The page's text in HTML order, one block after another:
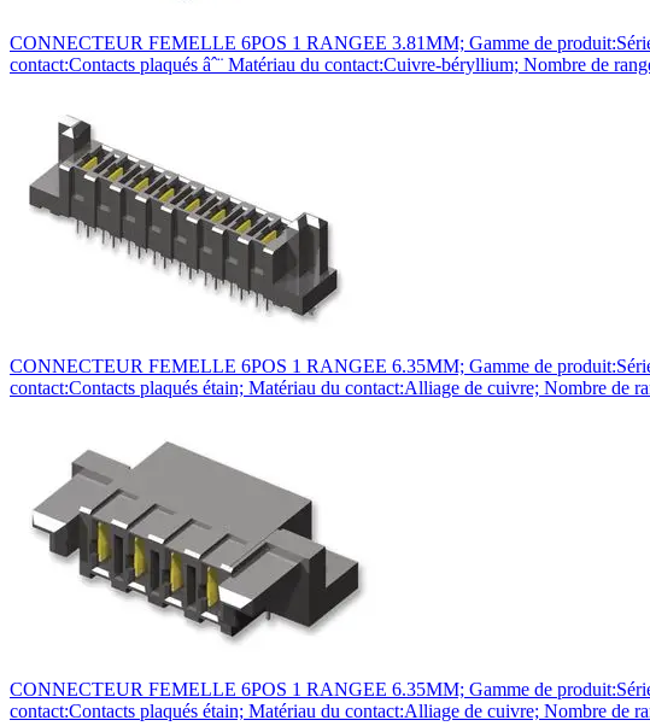
CONNECTEUR FEMELLE 6POS 1 RANGEE 3.81MM; Gamme de produit:Série
contact:Contacts plaqués âˆ¨ Matériau du contact:Cuivre-béryllium; Nombre de
CONNECTEUR FEMELLE 6POS 1 RANGEE 6.35MM; Gamme de produit:Série
contact:Contacts plaqués étain; Matériau du contact:Alliage de cuivre; Nombre
CONNECTEUR FEMELLE 6POS 1 RANGEE 6.35MM; Gamme de produit:Série
contact:Contacts plaqués étain; Matériau du contact:Alliage de cuivre; Nombre